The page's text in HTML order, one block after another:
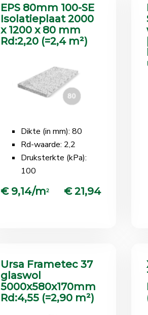
EPS 80mm 100-SE
Isolatieplaat 2000
x 1200 x 80 mm
Rd:2,20 (=2,4 m²)
Dikte (in mm): 80
Rd-waarde: 2,2
Druksterkte (kPa):
100
€ 9,14/m2 € 21,94
Ursa Frametec 37
glaswol
5000x580x170mm
Rd:4,55 (=2,90 m²)